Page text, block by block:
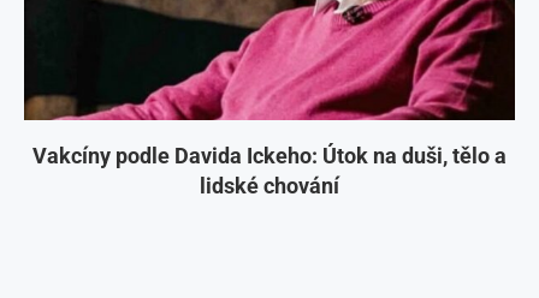
Vakcíny podle Davida Ickeho: Útok na duši, tělo a
lidské chování